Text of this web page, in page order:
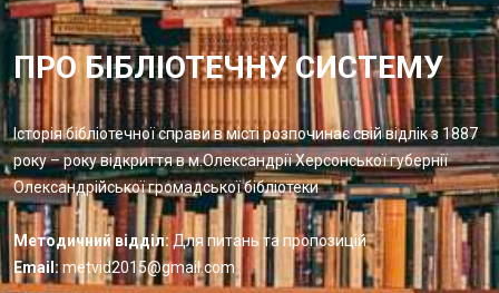
ПРО БІБЛІОТЕЧНУ СИСТЕМУ
Історія бібліотечної справи в місті розпочинає свій відлік з 1887
року – року відкриття в м.Олександрії Херсонської губернії
Олександрійської громадської бібліотеки
Методичний відділ: Для питань та пропозицій
Email: metvid2015@gmail.com